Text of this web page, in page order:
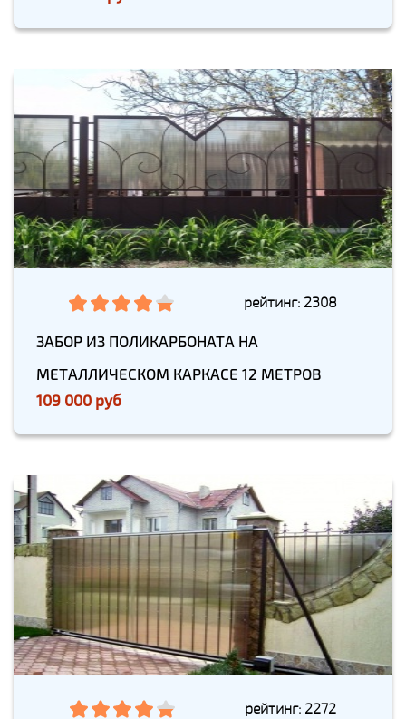
рейтинг: 2308
ЗАБОР ИЗ ПОЛИКАРБОНАТА НА
МЕТАЛЛИЧЕСКОМ КАРКАСЕ 12 МЕТРОВ
109 000 руб
рейтинг: 2272